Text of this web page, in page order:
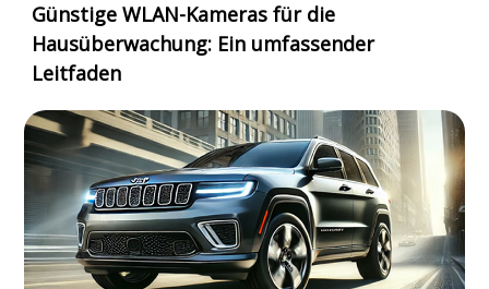
Günstige WLAN-Kameras für die
Hausüberwachung: Ein umfassender
Leitfaden